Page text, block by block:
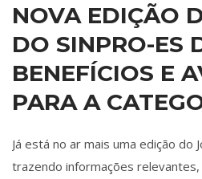
NOVA EDIÇÃO
DO SINPRO-ES
BENEFÍCIOS E
PARA A
Já está no ar mais uma edição do
trazendo informações